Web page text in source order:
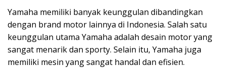
Yamaha memiliki banyak keunggulan dibandingkan
dengan brand motor lainnya di Indonesia. Salah satu
keunggulan utama Yamaha adalah desain motor yang
sangat menarik dan sporty. Selain itu, Yamaha juga
memiliki mesin yang sangat handal dan efisien.